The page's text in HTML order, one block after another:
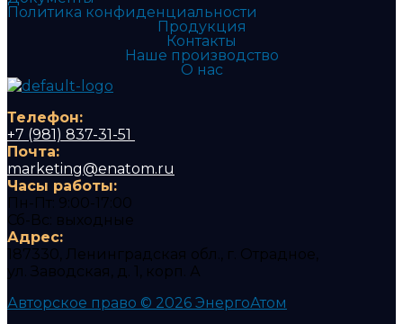
Политика конфиденциальности​
Продукция
Контакты
Наше производство
О нас
Телефон:
+7 (981) 837-31-51
Почта:
marketing@enatom.ru
Часы работы:
Пн-Пт: 9:00-17:00
Сб-Вс: выходные
Адрес:
187330, Ленинградская обл., г. Отрадное,
ул. Заводская, д. 1, корп. А
Авторское право © 2026 ЭнергоАтом